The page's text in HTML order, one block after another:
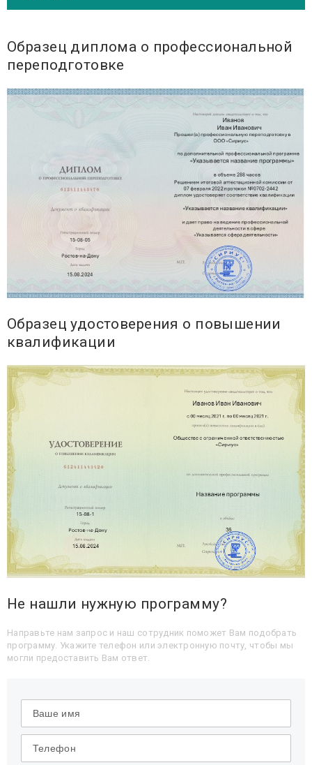
Образец диплома о профессиональной
переподготовке
Образец удостоверения о повышении
квалификации
Не нашли нужную программу?
Направьте нам запрос и наш сотрудник поможет Вам подобрать
программу. Укажите телефон или электронную почту, чтобы мы
могли предоставить Вам ответ.